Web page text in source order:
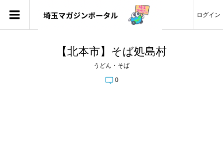
ログイン
【北本市】そば処島村
うどん・そば
0